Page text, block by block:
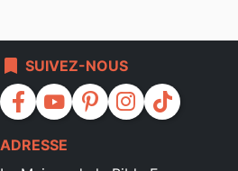
bookmark SUIVEZ-NOUS
facebook youtube pinterest instagram tiktok
ADRESSE